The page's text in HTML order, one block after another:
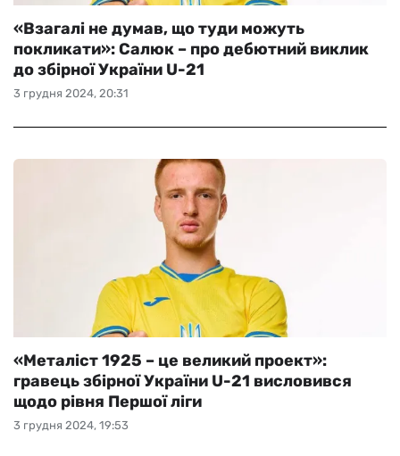
3 грудня 2024, 20:31
«Взагалі не думав, що туди можуть
покликати»: Салюк – про дебютний виклик
до збірної України U-21
3 грудня 2024, 19:53
«Металіст 1925 – це великий проект»:
гравець збірної України U-21 висловився
щодо рівня Першої ліги